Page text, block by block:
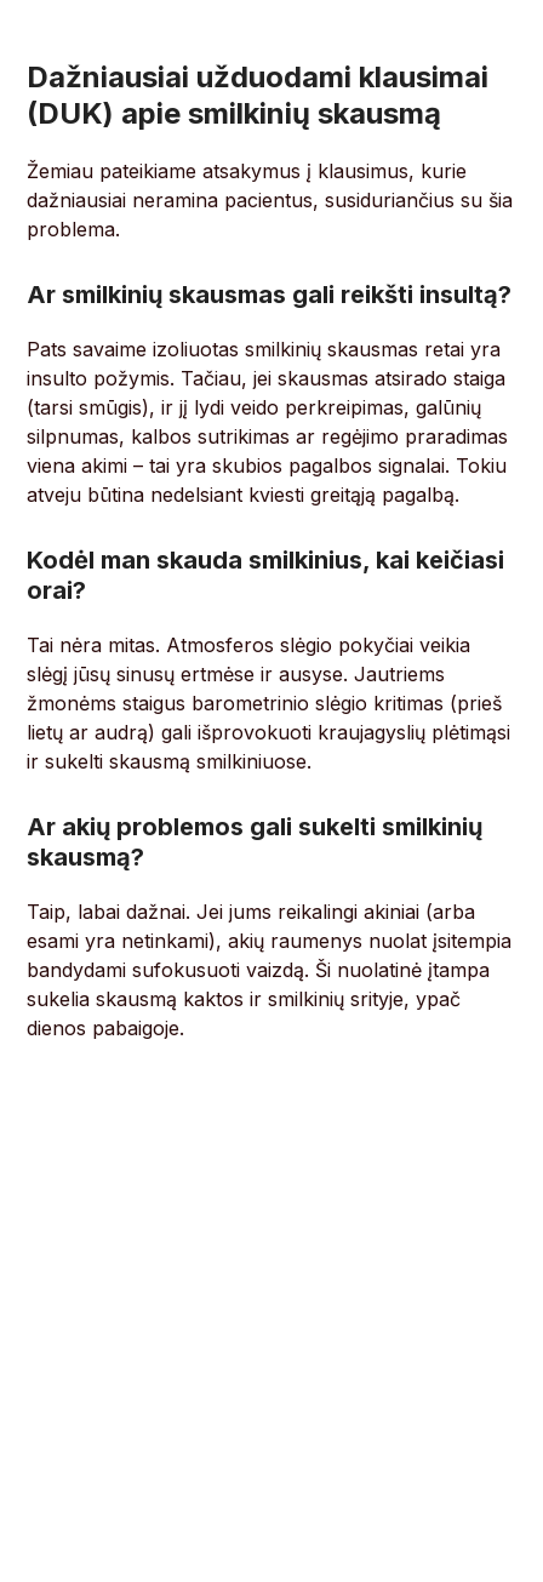
Dažniausiai užduodami klausimai
(DUK) apie smilkinių skausmą
Žemiau pateikiame atsakymus į klausimus, kurie
dažniausiai neramina pacientus, susiduriančius su šia
problema.
Ar smilkinių skausmas gali reikšti insultą?
Pats savaime izoliuotas smilkinių skausmas retai yra
insulto požymis. Tačiau, jei skausmas atsirado staiga
(tarsi smūgis), ir jį lydi veido perkreipimas, galūnių
silpnumas, kalbos sutrikimas ar regėjimo praradimas
viena akimi – tai yra skubios pagalbos signalai. Tokiu
atveju būtina nedelsiant kviesti greitąją pagalbą.
Kodėl man skauda smilkinius, kai keičiasi
orai?
Tai nėra mitas. Atmosferos slėgio pokyčiai veikia
slėgį jūsų sinusų ertmėse ir ausyse. Jautriems
žmonėms staigus barometrinio slėgio kritimas (prieš
lietų ar audrą) gali išprovokuoti kraujagyslių plėtimąsi
ir sukelti skausmą smilkiniuose.
Ar akių problemos gali sukelti smilkinių
skausmą?
Taip, labai dažnai. Jei jums reikalingi akiniai (arba
esami yra netinkami), akių raumenys nuolat įsitempia
bandydami sufokusuoti vaizdą. Ši nuolatinė įtampa
sukelia skausmą kaktos ir smilkinių srityje, ypač
dienos pabaigoje.